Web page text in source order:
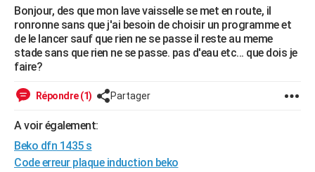
Essais
Réserver un essai
Citadines
Berlines
SUV
Forum auto
+HIGH-TECH
Mobiles
Meilleur smartphone
Internet
Ordinateurs
Jeux vidéo
Guide high-tech
+BRICOLAGE
Forum
Aménagement intérieur
Extérieur
Cuisine
Salle de bains
Jardinage
Rangement
Guides de France
Escapades
Patrimoine
Expositions
Musées
Week-end nature
Art de vivre
Bien-être
Loisirs
Mode
Modes de vie
Alimentation
Guide de la santé
Maladies
Médicaments
Sommeil
VOYAGE
Bonjour, des que mon lave vaisselle se met en route, il
ronronne sans que j'ai besoin de choisir un programme et
de le lancer sauf que rien ne se passe il reste au meme
stade sans que rien ne se passe. pas d'eau etc... que dois je
faire?
Répondre (1) Partager
A voir également:
Beko dfn 1435 s
Code erreur plaque induction beko